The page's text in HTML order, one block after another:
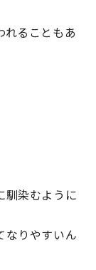
れることもあ
馴染むように
なりやすいん